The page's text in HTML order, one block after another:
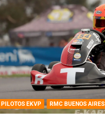
PILOTOS EKVP RMC BUENOS AIRES